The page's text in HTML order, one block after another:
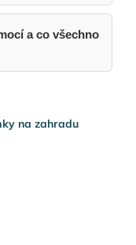
a co všechno
na zahradu